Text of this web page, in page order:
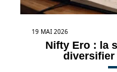
19 MAI 2026
Nifty Ero : la
diversifier